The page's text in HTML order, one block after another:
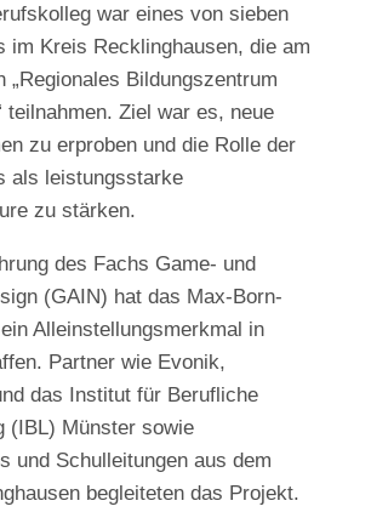
war eines von sieben
im Kreis Recklinghausen, die am
„Regionales Bildungszentrum
teilnahmen. Ziel war es, neue
zu erproben und die Rolle der
als leistungsstarke
zu stärken.
des Fachs Game- und
(GAIN) hat das Max-Born-
Alleinstellungsmerkmal in
Partner wie Evonik,
das Institut für Berufliche
(IBL) Münster sowie
und Schulleitungen aus dem
begleiteten das Projekt.